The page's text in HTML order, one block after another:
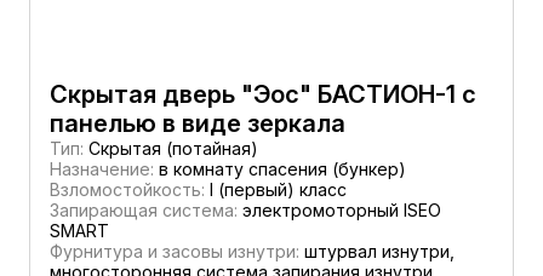
Скрытая дверь "Эос" БАСТИОН-1 с
панелью в виде зеркала
Тип: Скрытая (потайная)
Назначение: в комнату спасения (бункер)
Взломостойкость: I (первый) класс
Запирающая система: электромоторный ISEO
SMART
Фурнитура и засовы изнутри: штурвал изнутри,
многосторонняя система запирания изнутри